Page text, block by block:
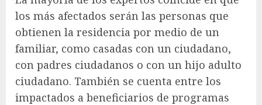
los más afectados serán las personas que
obtienen la residencia por medio de un
familiar, como casadas con un ciudadano,
con padres ciudadanos o con un hijo adulto
ciudadano. También se cuenta entre los
impactados a beneficiarios de programas